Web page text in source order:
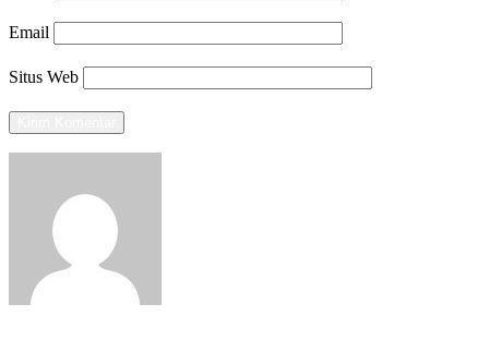
Email
Situs Web